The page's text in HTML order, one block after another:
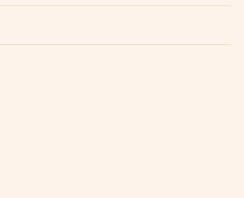
い奏法をわかりやすくレッスン